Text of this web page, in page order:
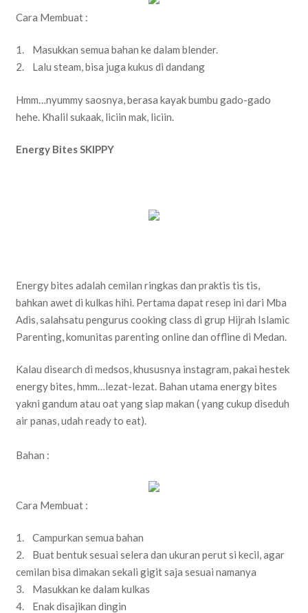
Cara Membuat :
1. Masukkan semua bahan ke dalam blender.
2. Lalu steam, bisa juga kukus di dandang
Hmm…nyummy saosnya, berasa kayak bumbu gado-gado
hehe. Khalil sukaak, liciin mak, liciin.
Energy Bites SKIPPY
Energy bites adalah cemilan ringkas dan praktis tis tis,
bahkan awet di kulkas hihi. Pertama dapat resep ini dari Mba
Adis, salahsatu pengurus cooking class di grup Hijrah Islamic
Parenting, komunitas parenting online dan offline di Medan.
Kalau disearch di medsos, khususnya instagram, pakai hestek
energy bites, hmm…lezat-lezat. Bahan utama energy bites
yakni gandum atau oat yang siap makan ( yang cukup diseduh
air panas, udah ready to eat).
Bahan :
Cara Membuat :
1. Campurkan semua bahan
2. Buat bentuk sesuai selera dan ukuran perut si kecil, agar
cemilan bisa dimakan sekali gigit saja sesuai namanya
3. Masukkan ke dalam kulkas
4. Enak disajikan dingin